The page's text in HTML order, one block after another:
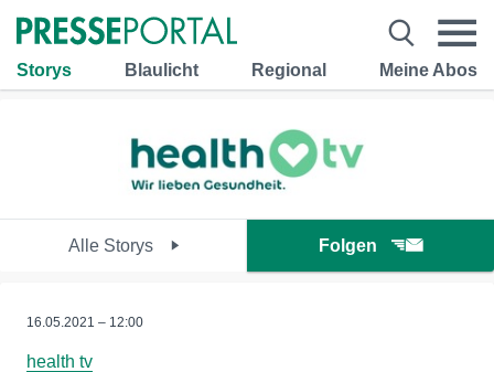
Storys Blaulicht Regional Meine Abos
Alle Storys Folgen
16.05.2021 – 12:00
health tv